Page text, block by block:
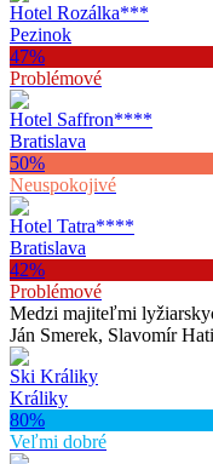
Hotel Rozálka***
Pezinok
47%
Problémové
Hotel Saffron****
Bratislava
50%
Neuspokojivé
Hotel Tatra****
Bratislava
42%
Problémové
Medzi majiteľmi
Ján Smerek, Slavomír
Ski Králiky
Králiky
80%
Veľmi dobré